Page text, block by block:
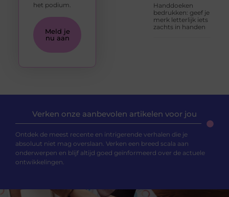
Handdoeken
bedrukken: geef je
merk letterlijk iets
zachts in handen
het podium.
Meld je
nu aan
Verken onze aanbevolen artikelen voor jou
Ontdek de meest recente en intrigerende verhalen die je
absoluut niet mag overslaan. Verken een breed scala aan
onderwerpen en blijf altijd goed geïnformeerd over de actuele
ontwikkelingen.